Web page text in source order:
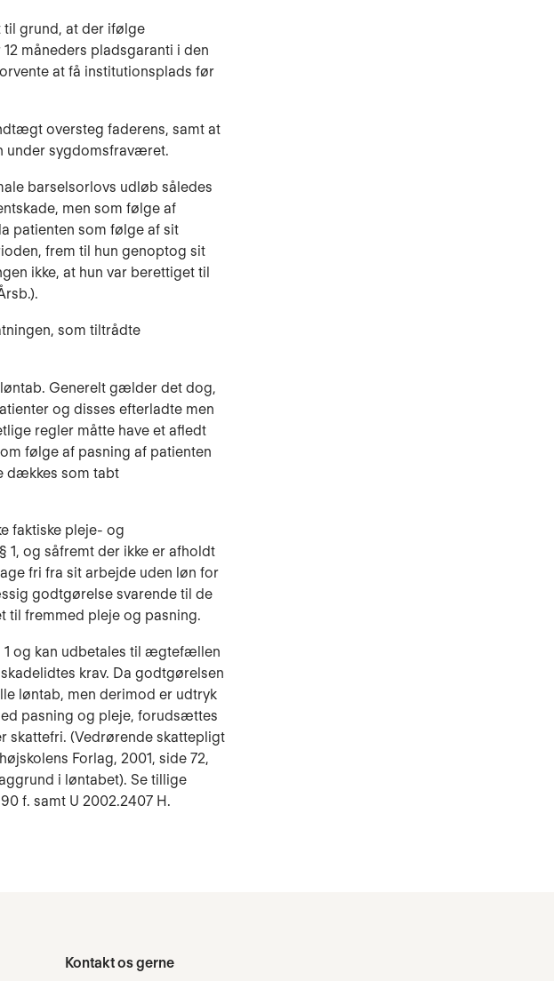
til grund, at der ifølge
måneders pladsgaranti i den
at få institutionsplads før
oversteg faderens, samt at
under sygdomsfraværet.
barselsorlovs udløb således
men som følge af
patienten som følge af sit
frem til hun genoptog sit
ikke, at hun var berettiget til
som tiltrådte
Generelt gælder det dog,
og disses efterladte men
regler måtte have et afledt
følge af pasning af patienten
dækkes som tabt
faktiske pleje- og
1, og såfremt der ikke er afholdt
fri fra sit arbejde uden løn for
godtgørelse svarende til de
til fremmed pleje og pasning.
1 og kan udbetales til ægtefællen
krav. Da godtgørelsen
løntab, men derimod er udtryk
pasning og pleje, forudsættes
skattefri. (Vedrørende skattepligt
Forlag, 2001, side 72,
i løntabet). Se tillige
f. samt U 2002.2407 H.
Kontakt os gerne